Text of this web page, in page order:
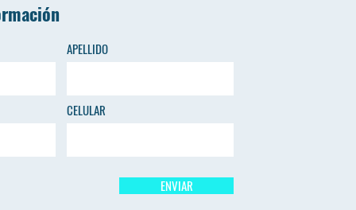
APELLIDO
CELULAR
ENVIAR